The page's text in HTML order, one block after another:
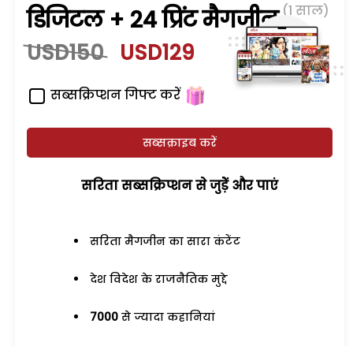
डिजिटल + 24 प्रिंट मैगजीन (1 साल)
USD150 USD129
सब्सक्रिप्शन गिफ्ट करें
सब्सक्राइब करें
सरिता सब्सक्रिप्शन से जुड़ेें और पाएं
सरिता मैगजीन का सारा कंटेंट
देश विदेश के राजनैतिक मुद्दे
7000 से ज्यादा कहानियां